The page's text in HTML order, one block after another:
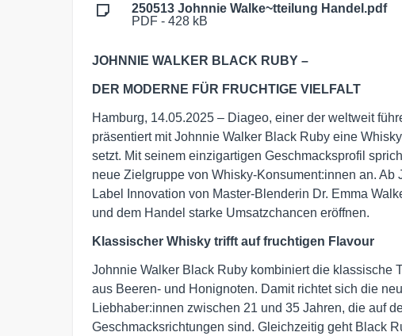
250513 Johnnie Walke~tteilung Handel.pdf
PDF - 428 kB
JOHNNIE WALKER BLACK RUBY –
DER MODERNE FÜR FRUCHTIGE VIELFALT
Hamburg, 14.05.2025 – Diageo, einer der weltweit
präsentiert mit Johnnie Walker Black Ruby eine
setzt. Mit seinem einzigartigen Geschmacksprofil
neue Zielgruppe von Whisky-Konsument:innen an.
Label Innovation von Master-Blenderin Dr. Emma
und dem Handel starke Umsatzchancen eröffnen.
Klassischer Whisky trifft auf fruchtigen Flavour
Johnnie Walker Black Ruby kombiniert die klassische
aus Beeren- und Honignoten. Damit richtet sich die
Liebhaber:innen zwischen 21 und 35 Jahren, die auf
Geschmacksrichtungen sind. Gleichzeitig geht Black